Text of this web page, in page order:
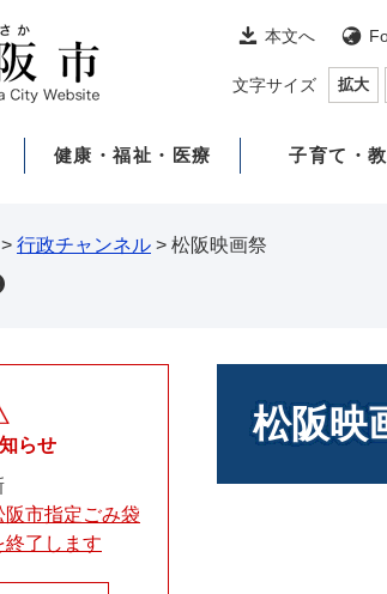
本文へ
文字サイズ 拡大
健康・福祉・医療 子育て・
> 行政チャンネル > 松阪映画祭
松阪映
らせ
市指定ごみ袋
終了します